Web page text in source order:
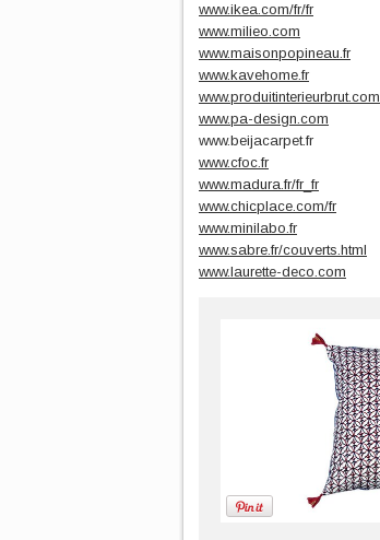
www.ikea.com/fr/fr
www.milieo.com
www.maisonpopineau.fr
www.kavehome.fr
www.produitinterieurbrut.com
www.pa-design.com
www.beijacarpet.fr
www.cfoc.fr
www.madura.fr/fr_fr
www.chicplace.com/fr
www.minilabo.fr
www.sabre.fr/couverts.html
www.laurette-deco.com